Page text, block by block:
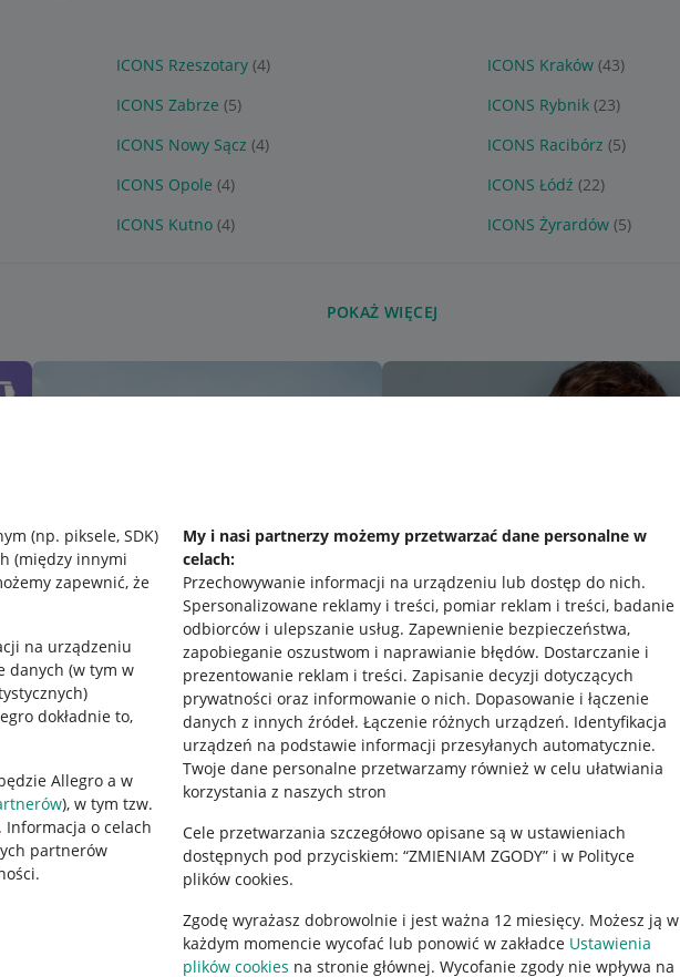
(np. piksele, SDK)
(między innymi
zapewnić, że
na urządzeniu
danych (w tym w
dokładnie to,
Allegro a w
), w tym tzw.
Informacja o celach
partnerów
My i nasi partnerzy możemy przetwarzać dane personalne w
celach:
Przechowywanie informacji na urządzeniu lub dostęp do nich.
Spersonalizowane reklamy i treści, pomiar reklam i treści, badanie
odbiorców i ulepszanie usług. Zapewnienie bezpieczeństwa,
zapobieganie oszustwom i naprawianie błędów. Dostarczanie i
prezentowanie reklam i treści. Zapisanie decyzji dotyczących
prywatności oraz informowanie o nich. Dopasowanie i łączenie
danych z innych źródeł. Łączenie różnych urządzeń. Identyfikacja
urządzeń na podstawie informacji przesyłanych automatycznie.
Twoje dane personalne przetwarzamy również w celu ułatwiania
korzystania z naszych stron
Cele przetwarzania szczegółowo opisane są w ustawieniach
dostępnych pod przyciskiem: “ZMIENIAM ZGODY” i w Polityce
plików cookies.
Zgodę wyrażasz dobrowolnie i jest ważna 12 miesięcy. Możesz ją w
każdym momencie wycofać lub ponowić w zakładce Ustawienia
plików cookies na stronie głównej. Wycofanie zgody nie wpływa na
ICONS Rzeszotary (4) ICONS Kraków (43)
ICONS Zabrze (5) ICONS Rybnik (23)
ICONS Nowy Sącz (4) ICONS Racibórz (5)
ICONS Opole (4) ICONS Łódź (22)
ICONS Kutno (4) ICONS Żyrardów (5)
POKAŻ WIĘCEJ
Regulamin
Polityka plików "cookies"
Ustawienia plików "cookies"
Udostępnianie lokalizacji
Informacje dla Aktu o Usługach Cyfrowych
Pobierz aplikację